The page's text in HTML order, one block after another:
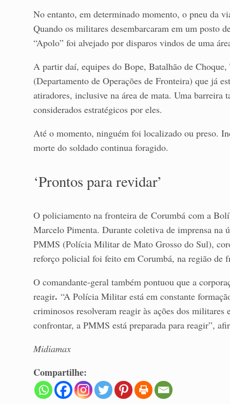
No entanto, em determinado momento, o pneu da
Quando os militares desembarcaram em um posto
“Apolo” foi alvejado por disparos vindos de uma
A partir daí, equipes do Bope, Batalhão de
(Departamento de Operações de Fronteira) que já
atiradores, inclusive na área de mata. Uma barreira
considerados estratégicos por eles.
Até o momento, ninguém foi localizado ou preso.
morte do soldado continua foragido.
‘Prontos para revidar’
O policiamento na fronteira de Corumbá com a
Marcelo Pimenta. Durante coletiva de imprensa na
PMMS (Polícia Militar de Mato Grosso do Sul),
reforço policial foi feito em Corumbá, na região de
O comandante-geral também pontuou que a
reagir. “A Polícia Militar está em constante
criminosos resolveram reagir às ações dos militares
confrontar, a PMMS está preparada para reagir”,
Midiamax
Compartilhe: